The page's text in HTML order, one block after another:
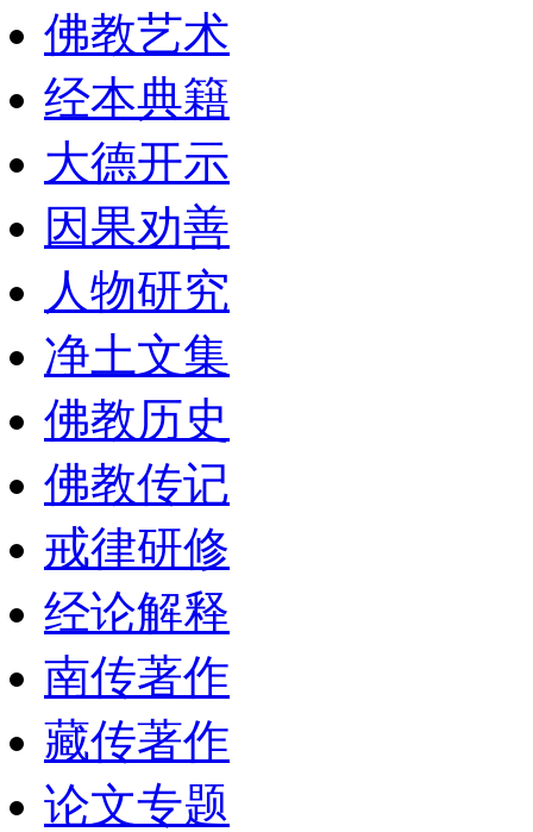
佛教艺术
经本典籍
大德开示
因果劝善
人物研究
净土文集
佛教历史
佛教传记
戒律研修
经论解释
南传著作
藏传著作
论文专题